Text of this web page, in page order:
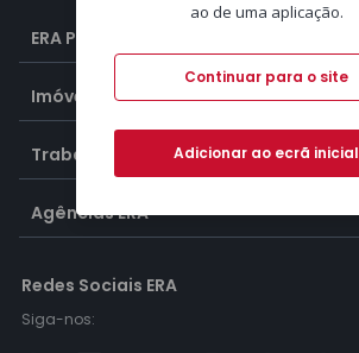
ERA Portugal
Imóveis
Trabalhar na ERA
Agências ERA
Redes Sociais ERA
Siga-nos:
ao de uma aplicação.
Continuar para o site
Adicionar ao ecrã inicial